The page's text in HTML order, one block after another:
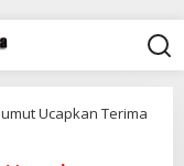
Ucapkan Terima